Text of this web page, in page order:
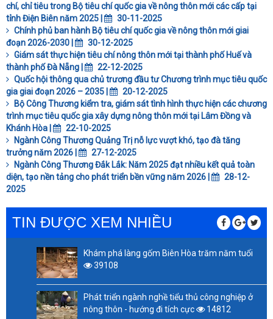
chí, chỉ tiêu trong Bộ tiêu chí quốc gia về nông thôn mới các cấp tại
tỉnh Điện Biên năm 2025 |
30-11-2025
Chính phủ ban hành Bộ tiêu chí quốc gia về nông thôn mới giai
đoạn 2026-2030 |
30-12-2025
Giám sát thực hiện tiêu chí nông thôn mới tại thành phố Huế và
thành phố Đà Nẵng |
22-12-2025
Quốc hội thông qua chủ trương đầu tư Chương trình mục tiêu quốc
gia giai đoạn 2026 – 2035 |
20-12-2025
Bộ Công Thương kiểm tra, giám sát tình hình thực hiện các chương
trình mục tiêu quốc gia xây dựng nông thôn mới tại Lâm Đồng và
Khánh Hòa |
22-10-2025
Ngành Công Thương Quảng Trị nỗ lực vượt khó, tạo đà tăng
trưởng năm 2026 |
27-12-2025
Ngành Công Thương Đắk Lắk: Năm 2025 đạt nhiều kết quả toàn
diện, tạo nền tảng cho phát triển bền vững năm 2026 |
28-12-
2025
TIN ĐƯỢC XEM NHIỀU
Khám phá làng gốm Biên Hòa trăm năm tuổi
39108
Phát triển ngành nghề tiểu thủ công nghiệp ở
nông thôn - hướng đi tích cực
14812